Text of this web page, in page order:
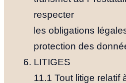
respecter
les obligations
protection des
LITIGES
11.1 Tout litige relatif